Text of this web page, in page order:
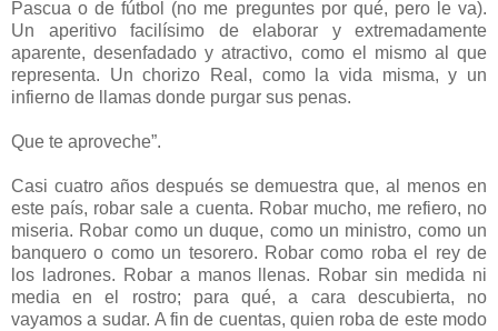
Pascua o de fútbol (no me preguntes por qué, pero le va).
Un aperitivo facilísimo de elaborar y extremadamente
aparente, desenfadado y atractivo, como el mismo al que
representa. Un chorizo Real, como la vida misma, y un
infierno de llamas donde purgar sus penas.
Que te aproveche”.
Casi cuatro años después se demuestra que, al menos en
este país, robar sale a cuenta. Robar mucho, me refiero, no
miseria. Robar como un duque, como un ministro, como un
banquero o como un tesorero. Robar como roba el rey de
los ladrones. Robar a manos llenas. Robar sin medida ni
media en el rostro; para qué, a cara descubierta, no
vayamos a sudar. A fin de cuentas, quien roba de este modo